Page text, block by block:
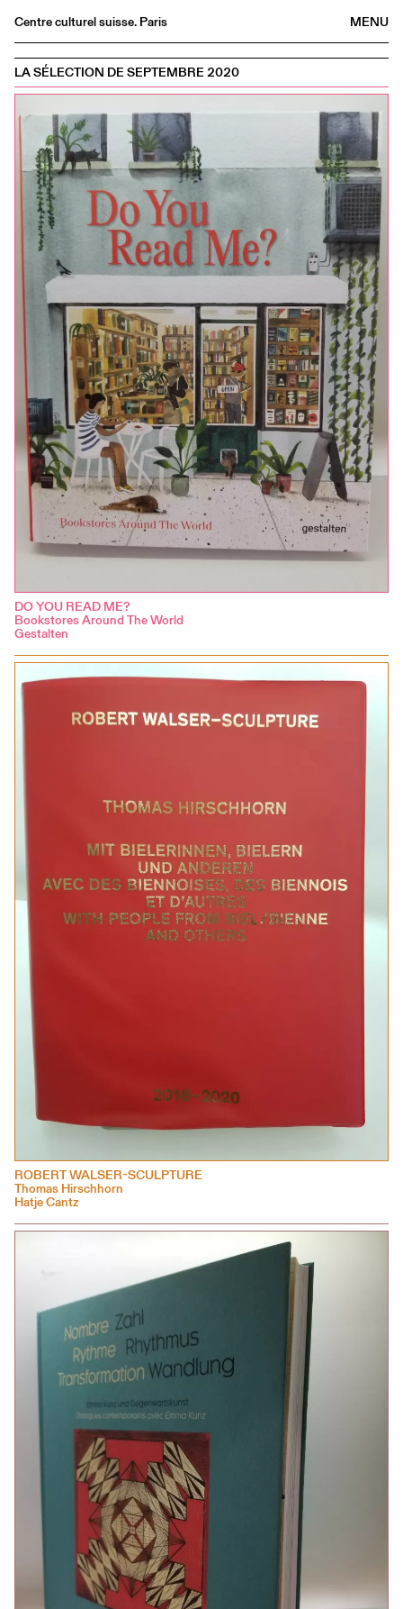
MENU
Centre culturel suisse. Paris
Agenda
Librairie
Buvette
Archives
Médiathèque
Éditions
Informations
FR
EN
LA SÉLECTION DE SEPTEMBRE 2020
DO YOU READ ME?
Bookstores Around The World
Gestalten
ROBERT WALSER-SCULPTURE
Thomas Hirschhorn
Hatje Cantz